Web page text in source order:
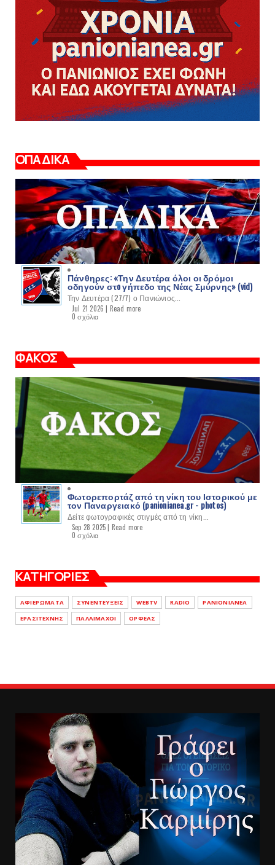
ΟΠΑΔΙΚΑ
Πάνθηρες: «Την Δευτέρα όλοι οι δρόμοι
οδηγούν στo γήπεδο της Νέας Σμύρνης» (vid)
Την Δευτέρα (27/7) ο Πανιώνιος...
Jul 21 2026 | Read more
0 σχόλια
ΦΑΚΟΣ
Φωτορεπορτάζ από τη νίκη του Ιστορικού με
τον Παναργειακό (panionianea.gr - photos)
Δείτε φωτογραφικές στιγμές από τη νίκη...
Sep 28 2025 | Read more
0 σχόλια
ΚΑΤΗΓΟΡΙΕΣ
ΑΦΙΕΡΩΜΑΤΑ ΣΥΝΕΝΤΕΥΞΕΙΣ WEBTV RADIO
PANIONIANEA
ΕΡΑΣΙΤΕΧΝΗΣ
ΠΑΛΑΙΜΑΧΟΙ ΟΡΦΕΑΣ